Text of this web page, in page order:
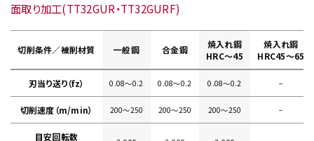
面取り加工(TT32GUR・TT32GURF)
切削条件／被削材質 一般鋼 合金鋼
焼入れ鋼
HRC～45
焼入れ鋼
HRC45～65
刃当り送り（fz） 0.08〜0.2 0.08〜0.2 0.08〜0.2 −
切削速度（m/min） 200〜250 200〜250 200〜250 −
目安回転数